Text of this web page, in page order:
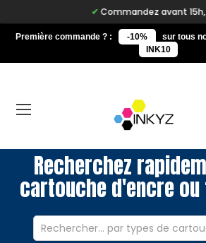
Commandez avant 15h,
Première commande ? : -10%
sur tous
INK10
Recherchez
cartouche d'encre